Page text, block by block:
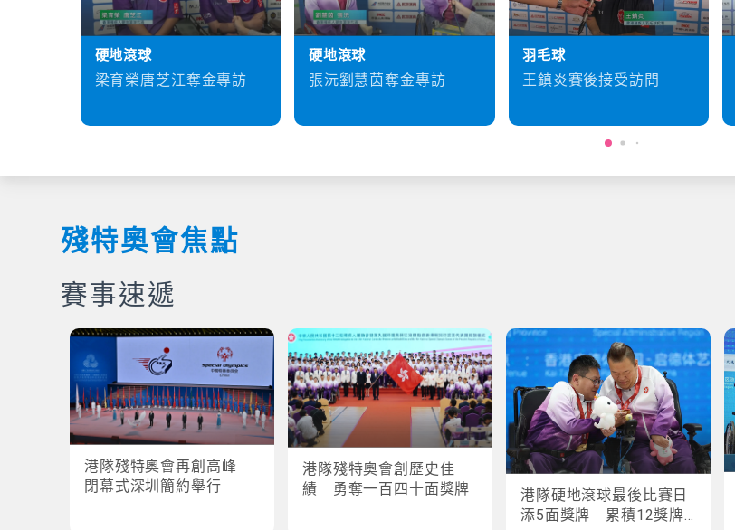
硬地滾球
梁育榮唐芝江奪金專訪
硬地滾球
張沅劉慧茵奪金專訪
羽毛球
王鎮炎賽後接受訪問
殘特奧會焦點
賽事速遞
港隊殘特奧會再創高峰
閉幕式深圳簡約舉行
港隊殘特奧會創歷史佳
績 勇奪一百四十面獎牌
港隊硬地滾球最後比賽日
添5面獎牌 累積12獎牌